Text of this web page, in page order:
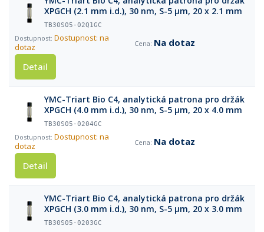
XPGCH (2.1 mm i.d.), 30 nm, S-5 µm, 20 x 2.1 mm
TB30S05-02Q1GC
Dostupnost: na
dotaz
Na dotaz
Detail
YMC-Triart Bio C4, analytická patrona pro držák
XPGCH (4.0 mm i.d.), 30 nm, S-5 µm, 20 x 4.0 mm
TB30S05-0204GC
Dostupnost: na
dotaz
Na dotaz
Detail
YMC-Triart Bio C4, analytická patrona pro držák
XPGCH (3.0 mm i.d.), 30 nm, S-5 µm, 20 x 3.0 mm
TB30S05-0203GC